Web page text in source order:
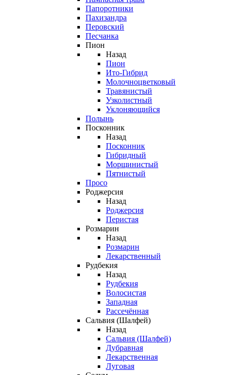
Папоротники
Пахизандра
Перовский
Песчанка
Пион
Назад
Пион
Ито-Гибрид
Молочноцветковый
Травянистый
Узколистный
Уклоняющийся
Полынь
Посконник
Назад
Посконник
Гибридный
Морщинистый
Пятнистый
Просо
Роджерсия
Назад
Роджерсия
Перистая
Розмарин
Назад
Розмарин
Лекарственный
Рудбекия
Назад
Рудбекия
Волосистая
Западная
Рассечённая
Сальвия (Шалфей)
Назад
Сальвия (Шалфей)
Дубравная
Лекарственная
Луговая